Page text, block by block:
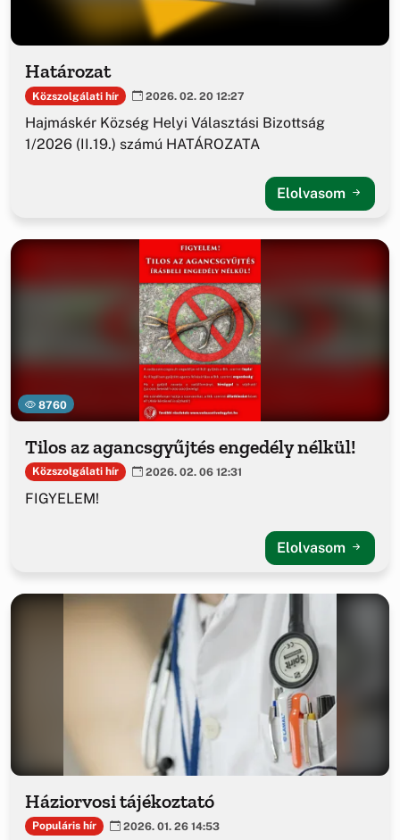
Határozat
Közszolgálati hír 2026. 02. 20 12:27
Hajmáskér Község Helyi Választási Bizottság
1/2026 (II.19.) számú HATÁROZATA
Elolvasom
8760
Tilos az agancsgyűjtés engedély nélkül!
Közszolgálati hír 2026. 02. 06 12:31
FIGYELEM!
Elolvasom
Háziorvosi tájékoztató
Populáris hír 2026. 01. 26 14:53